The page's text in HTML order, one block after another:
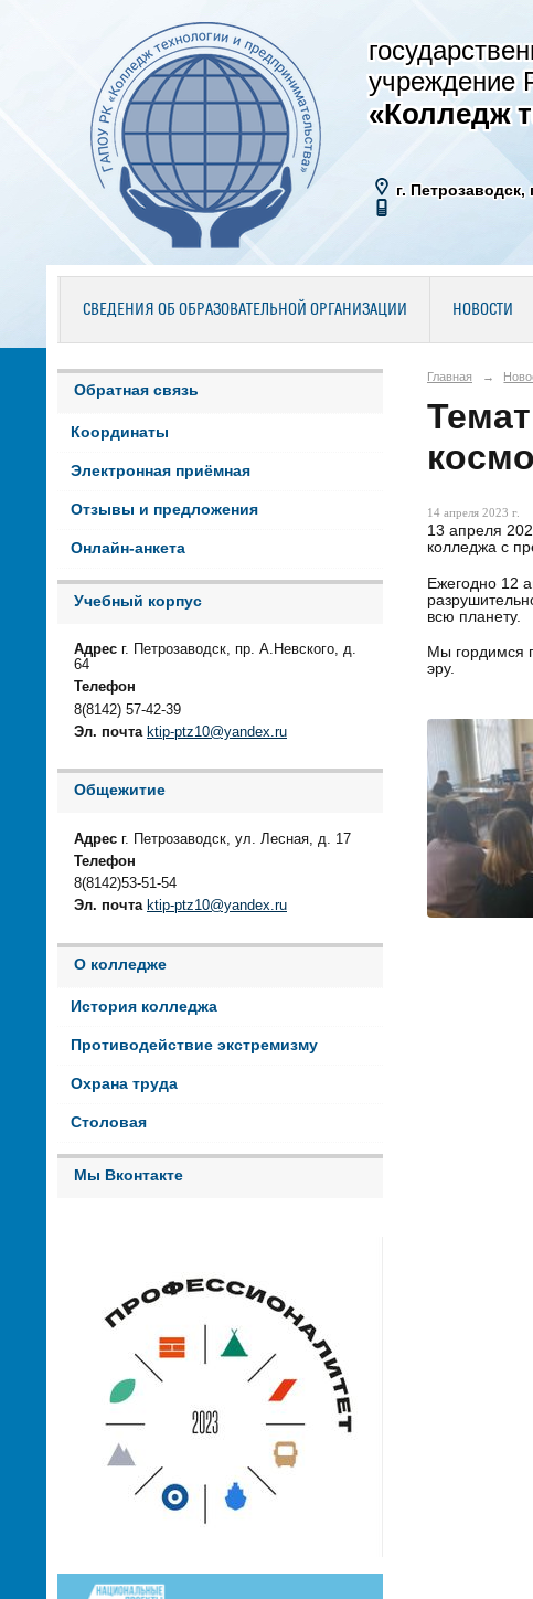
учреждение
«Колледж
г. Петрозаводск,
СВЕДЕНИЯ ОБ ОБРАЗОВАТЕЛЬНОЙ ОРГАНИЗАЦИИ НОВОСТИ
Обратная связь
Координаты
Электронная приёмная
Отзывы и предложения
Онлайн-анкета
Учебный корпус
Адрес г. Петрозаводск, пр. А.Невского, д.
64
Телефон
8(8142) 57-42-39
Эл. почта ktip-ptz10@yandex.ru
Общежитие
Адрес г. Петрозаводск, ул. Лесная, д. 17
Телефон
8(8142)53-51-54
Эл. почта ktip-ptz10@yandex.ru
О колледже
История колледжа
Противодействие экстремизму
Охрана труда
Столовая
Мы Вконтакте
Главная →
14 апреля 2023 г.
13 апреля
колледжа с
Ежегодно 12
всю планету.
Мы гордимся
эру.